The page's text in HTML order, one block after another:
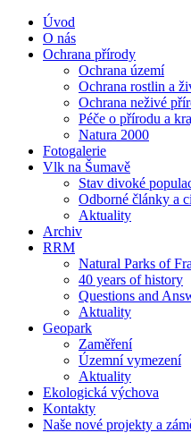
Úvod
O nás
Ochrana přírody
Ochrana území
Ochrana rostlin a
Ochrana neživé
Péče o přírodu a
Natura 2000
Fotogalerie
Vlk na Šumavě
Stav divoké
Odborné články a
Aktuality
Archiv
RRM
Natural Parks of
40 years of history
Questions and
Aktuality
Geopark
Zaměření
Územní vymezení
Aktuality
Ekologická výchova
Kontakty
Naše nové projekty a